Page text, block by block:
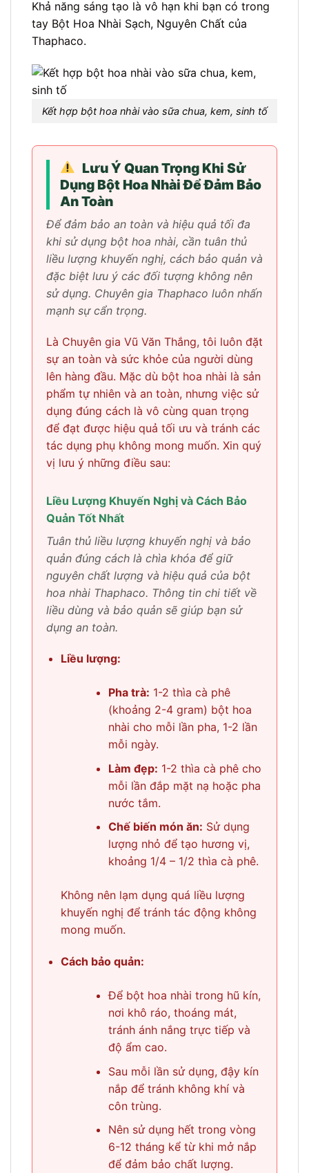
Khả năng sáng tạo là vô hạn khi bạn có trong
tay Bột Hoa Nhài Sạch, Nguyên Chất của
Thaphaco.
Kết hợp bột hoa nhài vào sữa chua, kem, sinh tố
Lưu Ý Quan Trọng Khi Sử
Dụng Bột Hoa Nhài Để Đảm Bảo
An Toàn
Để đảm bảo an toàn và hiệu quả tối đa
khi sử dụng bột hoa nhài, cần tuân thủ
liều lượng khuyến nghị, cách bảo quản và
đặc biệt lưu ý các đối tượng không nên
sử dụng. Chuyên gia Thaphaco luôn nhấn
mạnh sự cẩn trọng.
Là Chuyên gia Vũ Văn Thắng, tôi luôn đặt
sự an toàn và sức khỏe của người dùng
lên hàng đầu. Mặc dù bột hoa nhài là sản
phẩm tự nhiên và an toàn, nhưng việc sử
dụng đúng cách là vô cùng quan trọng
để đạt được hiệu quả tối ưu và tránh các
tác dụng phụ không mong muốn. Xin quý
vị lưu ý những điều sau:
Liều Lượng Khuyến Nghị và Cách Bảo
Quản Tốt Nhất
Tuân thủ liều lượng khuyến nghị và bảo
quản đúng cách là chìa khóa để giữ
nguyên chất lượng và hiệu quả của bột
hoa nhài Thaphaco. Thông tin chi tiết về
liều dùng và bảo quản sẽ giúp bạn sử
dụng an toàn.
Liều lượng:
Pha trà: 1-2 thìa cà phê
(khoảng 2-4 gram) bột hoa
nhài cho mỗi lần pha, 1-2 lần
mỗi ngày.
Làm đẹp: 1-2 thìa cà phê cho
mỗi lần đắp mặt nạ hoặc pha
nước tắm.
Chế biến món ăn: Sử dụng
lượng nhỏ để tạo hương vị,
khoảng 1/4 – 1/2 thìa cà phê.
Không nên lạm dụng quá liều lượng
khuyến nghị để tránh tác động không
mong muốn.
Cách bảo quản:
Để bột hoa nhài trong hũ kín,
nơi khô ráo, thoáng mát,
tránh ánh nắng trực tiếp và
độ ẩm cao.
Sau mỗi lần sử dụng, đậy kín
nắp để tránh không khí và
côn trùng.
Nên sử dụng hết trong vòng
6-12 tháng kể từ khi mở nắp
để đảm bảo chất lượng.